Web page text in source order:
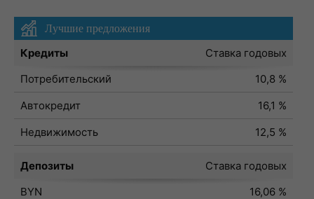
Лучшие предложения
Кредиты
Ставка годовых
Потребительский
10,8 %
Автокредит
16,1 %
Недвижимость
12,5 %
Депозиты
Ставка годовых
BYN
16,06 %